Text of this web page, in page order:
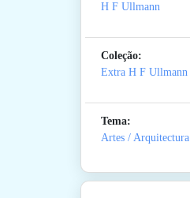
H F Ullmann
Coleção:
Extra H F Ullmann
Tema:
Artes / Arquitectura